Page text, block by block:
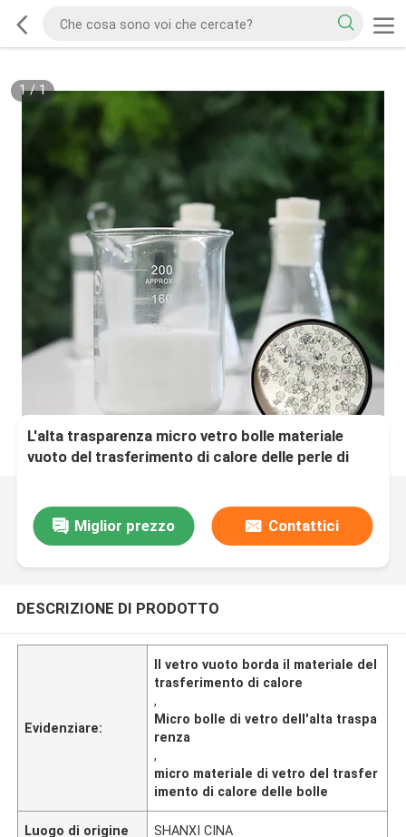
1/1
L'alta trasparenza micro vetro bolle materiale
vuoto del trasferimento di calore delle perle di
Miglior prezzo Contattici
DESCRIZIONE DI PRODOTTO
Evidenziare:
Il vetro vuoto borda il materiale del
trasferimento di calore
,
Micro bolle di vetro dell'alta traspa
renza
,
micro materiale di vetro del trasfer
imento di calore delle bolle
Luogo di origine SHANXI CINA